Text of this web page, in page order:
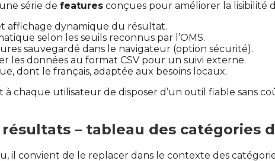
série de features conçues pour améliorer la lisibilité
affichage dynamique du résultat.
selon les seuils reconnus par l’OMS.
sauvegardé dans le navigateur (option sécurité).
les données au format CSV pour un suivi externe.
dont le français, adaptée aux besoins locaux.
chaque utilisateur de disposer d’un outil fiable sans
– tableau des catégories
il convient de le replacer dans le contexte des